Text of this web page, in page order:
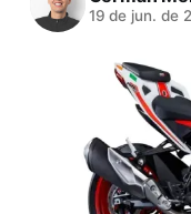
19 de jun. de